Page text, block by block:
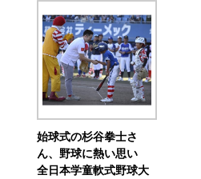
始球式の杉谷拳士さ
ん、野球に熱い思い
全日本学童軟式野球大